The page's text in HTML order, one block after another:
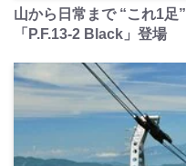
山から日常まで “これ1足
「P.F.13-2 Black」登場